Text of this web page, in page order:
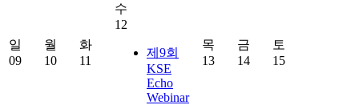
일
09
월
10
화
11
수
12
제9회
KSE
Echo
Webinar
목
13
금
14
토
15